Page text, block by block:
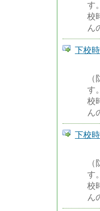
す
校
ん
下校
す
校
ん
下校
す
校
ん